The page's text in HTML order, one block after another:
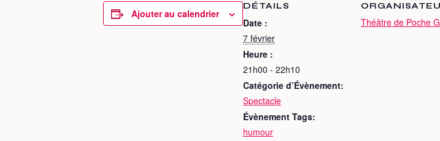
Ajouter au calendrier
DÉTAILS
Date :
7 février
Heure :
21h00 - 22h10
Catégorie d’Évènement:
Spectacle
Évènement Tags:
humour
Théâtre de Poche